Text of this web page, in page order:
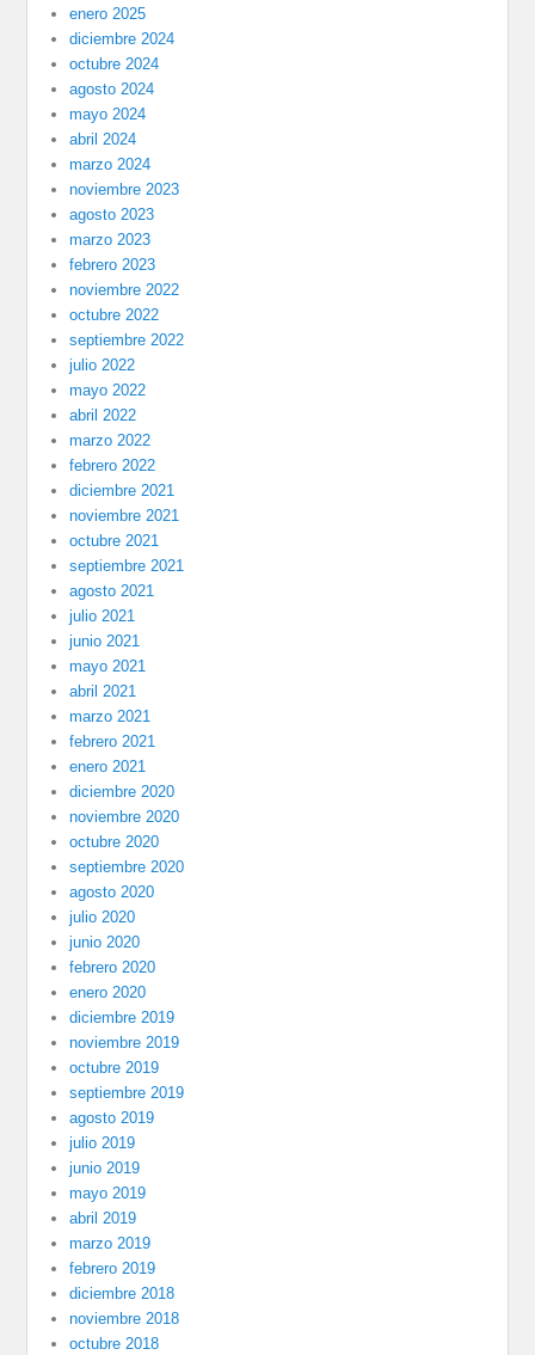
enero 2025
diciembre 2024
octubre 2024
agosto 2024
mayo 2024
abril 2024
marzo 2024
noviembre 2023
agosto 2023
marzo 2023
febrero 2023
noviembre 2022
octubre 2022
septiembre 2022
julio 2022
mayo 2022
abril 2022
marzo 2022
febrero 2022
diciembre 2021
noviembre 2021
octubre 2021
septiembre 2021
agosto 2021
julio 2021
junio 2021
mayo 2021
abril 2021
marzo 2021
febrero 2021
enero 2021
diciembre 2020
noviembre 2020
octubre 2020
septiembre 2020
agosto 2020
julio 2020
junio 2020
febrero 2020
enero 2020
diciembre 2019
noviembre 2019
octubre 2019
septiembre 2019
agosto 2019
julio 2019
junio 2019
mayo 2019
abril 2019
marzo 2019
febrero 2019
diciembre 2018
noviembre 2018
octubre 2018